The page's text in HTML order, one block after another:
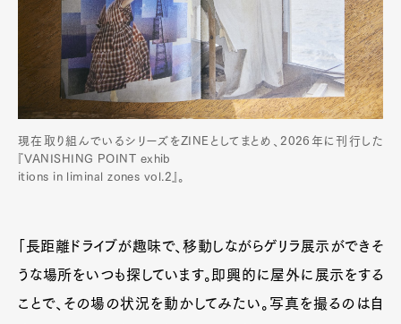
現在取り組んでいるシリーズをZINEとしてまとめ、2026年に刊行した
『VANISHING POINT exhib
itions in liminal zones vol.2』。
「長距離ドライブが趣味で、移動しながらゲリラ展示ができそ
うな場所をいつも探しています。即興的に屋外に展示をする
ことで、その場の状況を動かしてみたい。写真を撮るのは自